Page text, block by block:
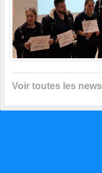
Voir toutes les news